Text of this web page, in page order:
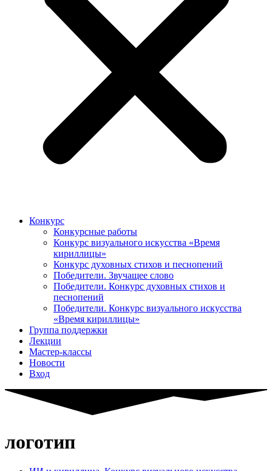
Конкурс
Конкурсные работы
Конкурс визуального искусства «Время
кириллицы»
Конкурс духовных стихов и песнопений
Победители. Звучащее слово
Победители. Конкурс духовных стихов и
песнопений
Победители. Конкурс визуального искусства
«Время кириллицы»
Группа поддержки
Лекции
Мастер-классы
Новости
Вход
логотип